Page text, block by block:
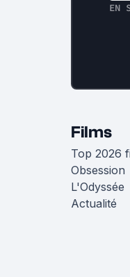
EN
Films
Top 2026
Obsession
L'Odyssée
Actualité